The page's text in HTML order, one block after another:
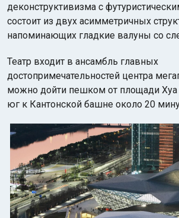
деконструктивизма с
состоит из двух асимметричных
напоминающих гладкие валуны со
Театр входит в ансамбль главных
достопримечательностей центра
можно дойти пешком от площади Хуа
юг к Кантонской башне около 20